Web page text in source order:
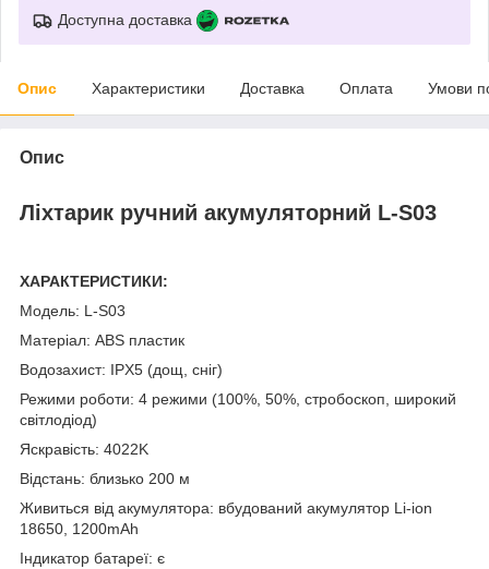
Доступна доставка
Опис Характеристики Доставка Оплата Умови
Опис
Ліхтарик ручний акумуляторний L-S03
ХАРАКТЕРИСТИКИ:
Модель: L-S03
Матеріал: ABS пластик
Водозахист: IPX5 (дощ, сніг)
Режими роботи: 4 режими (100%, 50%, стробоскоп, широкий
світлодіод)
Яскравість: 4022K
Відстань: близько 200 м
Живиться від акумулятора: вбудований акумулятор Li-ion
18650, 1200mAh
Індикатор батареї: є